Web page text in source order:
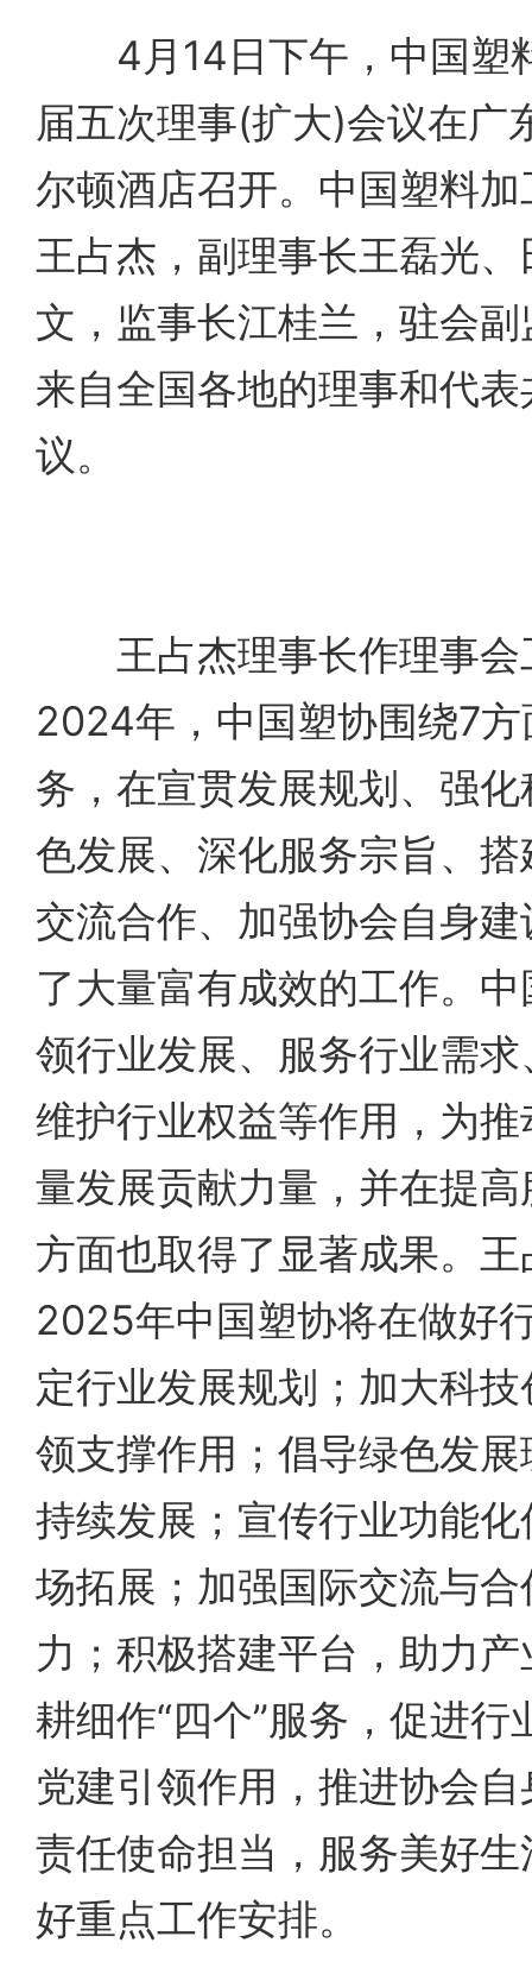
4月14日下午，中国塑
届五次理事(扩大)会议在广
尔顿酒店召开。中国塑料
王占杰，副理事长王磊光
文，监事长江桂兰，驻会
来自全国各地的理事和代
议。
王占杰理事长作理事会
2024年，中国塑协围绕7
务，在宣贯发展规划、强
色发展、深化服务宗旨、
交流合作、加强协会自身
了大量富有成效的工作。
领行业发展、服务行业需
维护行业权益等作用，为
量发展贡献力量，并在提
方面也取得了显著成果。
2025年中国塑协将在做好
定行业发展规划；加大科
领支撑作用；倡导绿色发
持续发展；宣传行业功能
场拓展；加强国际交流与
力；积极搭建平台，助力
耕细作“四个”服务，促进
党建引领作用，推进协会
责任使命担当，服务美好
好重点工作安排。